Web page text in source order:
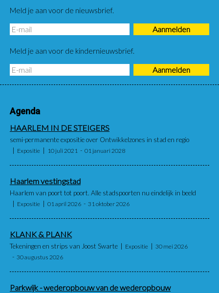
Meld je aan voor de nieuwsbrief.
Meld je aan voor de kindernieuwsbrief.
Agenda
HAARLEM IN DE STEIGERS
semi-permanente expositie over Ontwikkelzones in stad en regio
Expositie 10 juli 2021 01 januari 2028
Haarlem vestingstad
Haarlem van poort tot poort. Alle stadspoorten nu eindelijk in beeld
Expositie 01 april 2026 31 oktober 2026
KLANK & PLANK
Tekeningen en strips van Joost Swarte Expositie
30 mei 2026
30 augustus 2026
Parkwijk - wederopbouw van de wederopbouw